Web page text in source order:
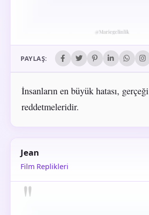
PAYLAŞ:
İnsanların en büyük hatası, gerçeği
reddetmeleridir.
Jean
Film Replikleri